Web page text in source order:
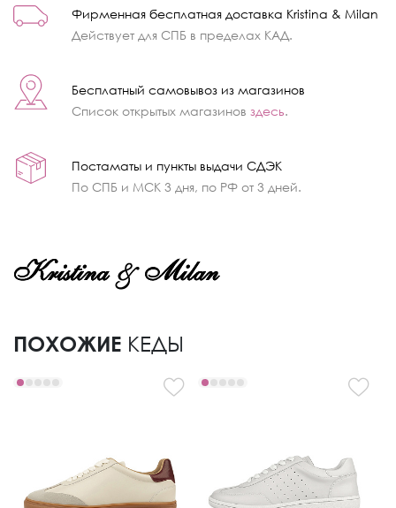
Фирменная бесплатная доставка Kristina & Milan
Действует для СПБ в пределах КАД.
Бесплатный самовывоз из магазинов
Список открытых магазинов здесь.
Постаматы и пункты выдачи СДЭК
По СПБ и МСК 3 дня, по РФ от 3 дней.
ПОХОЖИЕ КЕДЫ